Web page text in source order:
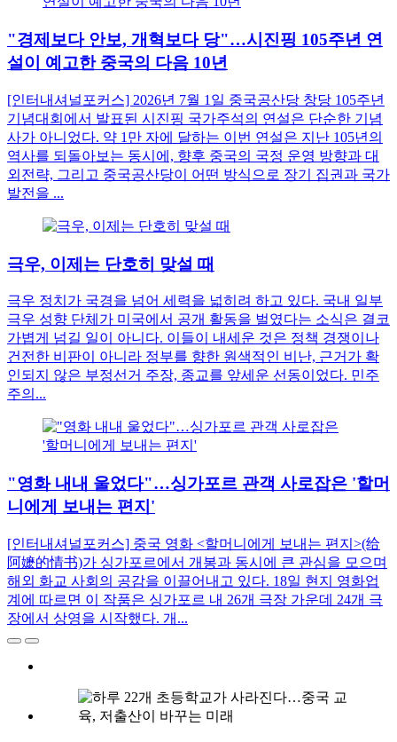
"경제보다 안보, 개혁보다 당"…시진핑 105주년 연
설이 예고한 중국의 다음 10년
[인터내셔널포커스] 2026년 7월 1일 중국공산당 창당 105주년
기념대회에서 발표된 시진핑 국가주석의 연설은 단순한 기념
사가 아니었다. 약 1만 자에 달하는 이번 연설은 지난 105년의
역사를 되돌아보는 동시에, 향후 중국의 국정 운영 방향과 대
외전략, 그리고 중국공산당이 어떤 방식으로 장기 집권과 국가
발전을 ...
극우, 이제는 단호히 맞설 때
극우 정치가 국경을 넘어 세력을 넓히려 하고 있다. 국내 일부
극우 성향 단체가 미국에서 공개 활동을 벌였다는 소식은 결코
가볍게 넘길 일이 아니다. 이들이 내세운 것은 정책 경쟁이나
건전한 비판이 아니라 정부를 향한 원색적인 비난, 근거가 확
인되지 않은 부정선거 주장, 종교를 앞세운 선동이었다. 민주
주의...
"영화 내내 울었다"…싱가포르 관객 사로잡은 '할머
니에게 보내는 편지'
[인터내셔널포커스] 중국 영화 <할머니에게 보내는 편지>(给
阿嬷的情书)가 싱가포르에서 개봉과 동시에 큰 관심을 모으며
해외 화교 사회의 공감을 이끌어내고 있다. 18일 현지 영화업
계에 따르면 이 작품은 싱가포르 내 26개 극장 가운데 24개 극
장에서 상영을 시작했다. 개...